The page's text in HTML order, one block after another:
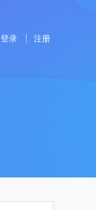
登录 注册